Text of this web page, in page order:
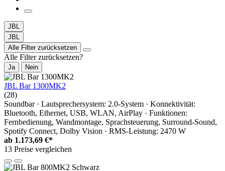
JBL
JBL
Alle Filter zurücksetzen
Alle Filter zurücksetzen?
Ja Nein
JBL Bar 1300MK2
(28)
Soundbar · Lautsprechersystem: 2.0-System · Konnektivität:
Bluetooth, Ethernet, USB, WLAN, AirPlay · Funktionen:
Fernbedienung, Wandmontage, Sprachsteuerung, Surround-Sound,
Spotify Connect, Dolby Vision · RMS-Leistung: 2470 W
ab 1.173,69 €*
13 Preise vergleichen